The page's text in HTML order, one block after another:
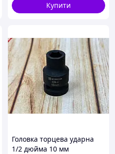
Купити
Головка торцева ударна
1/2 дюйма 10 мм